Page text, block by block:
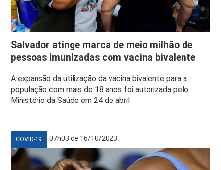
Salvador atinge marca de meio milhão de
pessoas imunizadas com vacina bivalente
A expansão da utilização da vacina bivalente para a
população com mais de 18 anos foi autorizada pelo
Ministério da Saúde em 24 de abril
COVID-19 07h03 de 16/10/2023